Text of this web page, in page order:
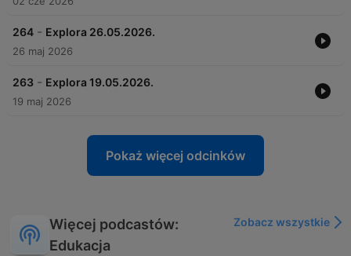
264 - Explora 26.05.2026.
26 maj 2026
263 - Explora 19.05.2026.
19 maj 2026
Pokaż więcej odcinków
Więcej podcastów:
Edukacja
Zobacz wszystkie